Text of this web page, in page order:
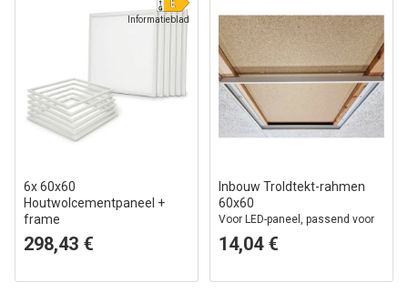
Informatieblad
6x 60x60
Houtwolcementpaneel +
frame
Complete set, 36W
298,43 €
Inbouw Troldtekt-rahmen
60x60
Voor LED-paneel, passend voor
Troldtekt zonder aanpassing,
witte rand
14,04 €